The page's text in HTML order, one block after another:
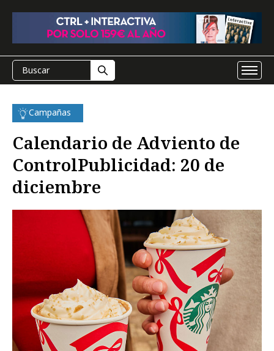
Campañas
Calendario de Adviento de
ControlPublicidad: 20 de
diciembre